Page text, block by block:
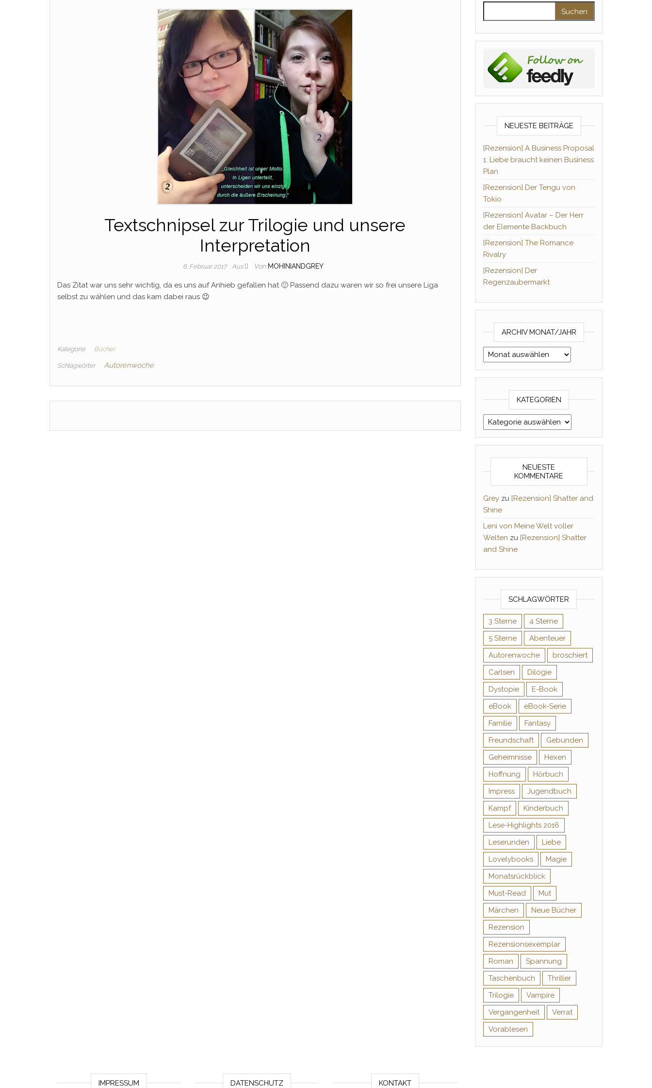
Textschnipsel zur Trilogie und unsere
Interpretation
6. Februar 2017 Aus Von MOHINIANDGREY
Das Zitat war uns sehr wichtig, da es uns auf Anhieb gefallen hat 🙂 Passend dazu waren wir so frei unsere Liga
selbst zu wählen und das kam dabei raus 😉
Kategorie Bücher
Schlagwörter Autorenwoche
NEUESTE BEITRÄGE
[Rezension] A Business Proposal
1: Liebe braucht keinen Business
Plan
[Rezension] Der Tengu von
Tokio
[Rezension] Avatar – Der Herr
der Elemente Backbuch
[Rezension] The Romance
Rivalry
[Rezension] Der
Regenzaubermarkt
ARCHIV MONAT/JAHR
Archiv Monat/Jahr
KATEGORIEN
Kategorien
NEUESTE
KOMMENTARE
Greyzu [Rezension] Shatter and
Shine
Leni von Meine Welt voller
Welten zu [Rezension] Shatter
and Shine
SCHLAGWÖRTER
3 Sterne
4 Sterne
5 Sterne
Abenteuer
Autorenwoche
broschiert
Carlsen
Dilogie
Dystopie
E-Book
eBook
eBook-Serie
Familie
Fantasy
Freundschaft
Gebunden
Geheimnisse
Hexen
Hoffnung
Hörbuch
Impress
Jugendbuch
Kampf
Kinderbuch
Lese-Highlights 2016
Leserunden
Liebe
Lovelybooks
Magie
Monatsrückblick
Must-Read
Mut
Märchen
Neue Bücher
Rezension
Rezensionsexemplar
Roman
Spannung
Taschenbuch
Thriller
Trilogie
Vampire
Vergangenheit
Verrat
Vorablesen
IMPRESSUM DATENSCHUTZ KONTAKT